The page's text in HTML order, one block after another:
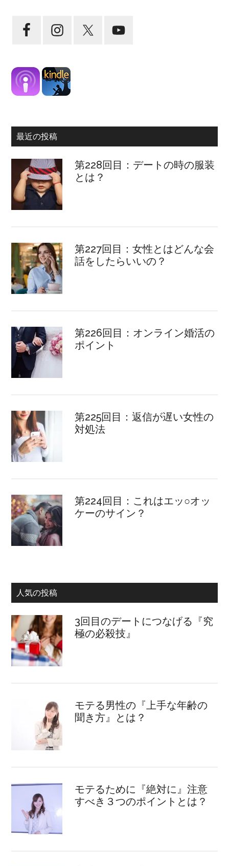
最近の投稿
第228回目：デートの時の服装
とは？
第227回目：女性とはどんな会
話をしたらいいの？
第226回目：オンライン婚活の
ポイント
第225回目：返信が遅い女性の
対処法
第224回目：これはエッ○オッ
ケーのサイン？
人気の投稿
3回目のデートにつなげる『究
極の必殺技』
モテる男性の『上手な年齢の
聞き方』とは？
モテるために『絶対に』注意
すべき３つのポイントとは？